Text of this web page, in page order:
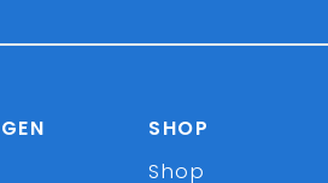
SHOP
Shop